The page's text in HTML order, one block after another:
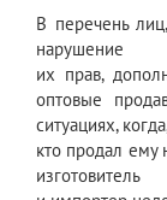
В перечень
нарушение
их прав,
оптовые
ситуациях,
кто продал ему
изготовитель